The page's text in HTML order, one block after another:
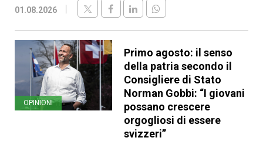
01.08.2026
OPINIONI
Primo agosto: il senso
della patria secondo il
Consigliere di Stato
Norman Gobbi: “I giovani
possano crescere
orgogliosi di essere
svizzeri”